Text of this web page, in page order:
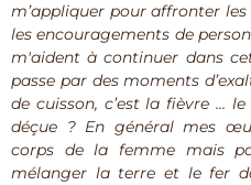
m’appliquer pour affronter
les encouragements de
m'aident à continuer dans
passe par des moments
de cuisson, c’est la fièvre …
déçue ? En général mes
corps de la femme mais
mélanger la terre et le fer